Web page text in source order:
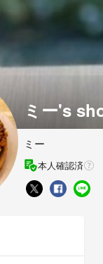
ミー's
ミー
本人確認済